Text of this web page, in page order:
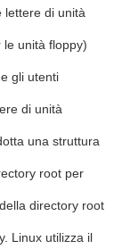
lettere di unità
le unità floppy)
gli utenti
di unità
una struttura
root per
directory root
Linux utilizza il